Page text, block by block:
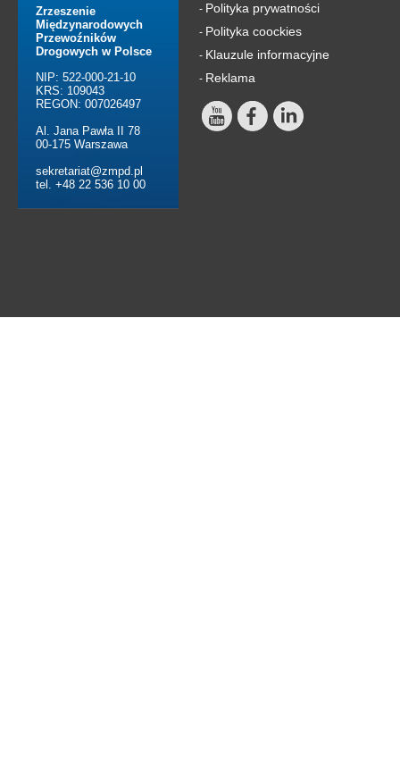
Zrzeszenie
Międzynarodowych
Przewoźników
Drogowych w Polsce
NIP: 522-000-21-10
KRS: 109043
REGON: 007026497
Al. Jana Pawła II 78
00-175 Warszawa
sekretariat@zmpd.pl
tel. +48 22 536 10 00
- Polityka prywatności
- Polityka coockies
- Klauzule informacyjne
- Reklama